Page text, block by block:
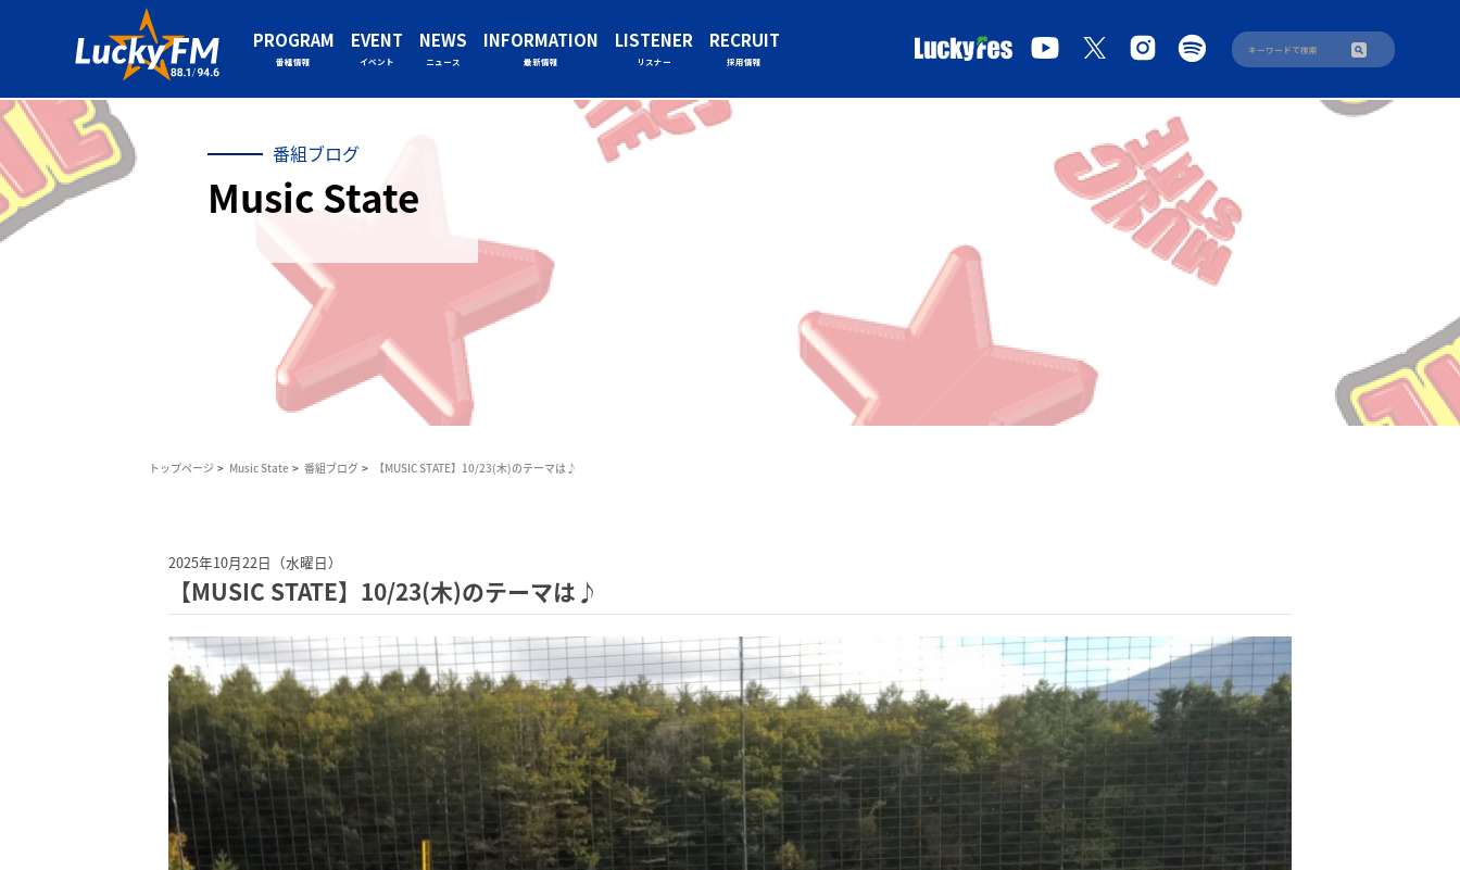
PROGRAM
番組情報
EVENT
イベント
NEWS
ニュース
INFORMATION
最新情報
LISTENER
リスナー
RECRUIT
採用情報
番組ブログ
Music State
トップページ Music State 番組ブログ 【MUSIC STATE】10/23(木)のテーマは♪
2025年10月22日（水曜日）
【MUSIC STATE】10/23(木)のテーマは♪